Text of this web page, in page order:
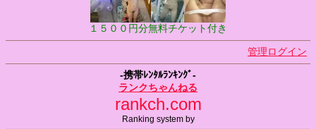
１５００円分無料チケット付き
管理ログイン
-携帯ﾚﾝﾀﾙﾗﾝｷﾝｸﾞ-
ランクちゃんねる
rankch.com
Ranking system by